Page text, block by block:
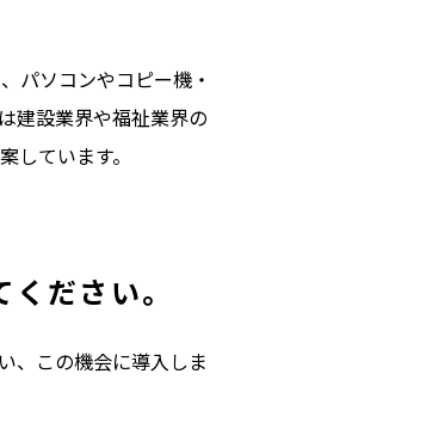
パソコンやコピー機・
建設業界や福祉業界の
ています。
ださい。
、この機会に導入しま